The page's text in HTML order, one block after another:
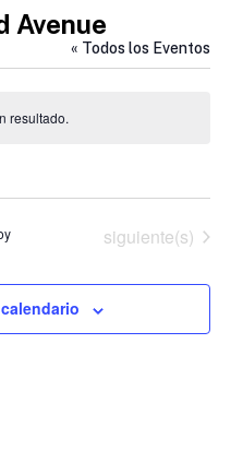
Avenue
« Todos los Eventos
resultado.
Eventos
siguiente(s)